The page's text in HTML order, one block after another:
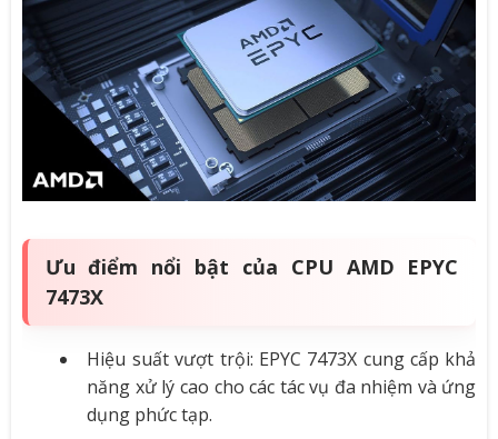
Ưu điểm nổi bật của CPU AMD EPYC
7473X
Hiệu suất vượt trội: EPYC 7473X cung cấp khả
năng xử lý cao cho các tác vụ đa nhiệm và ứng
dụng phức tạp.